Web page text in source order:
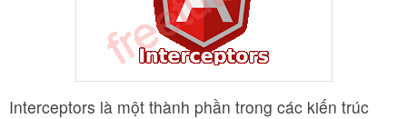
Interceptors là một thành phần trong các kiến trúc